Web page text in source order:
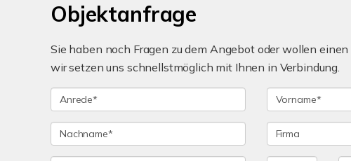
Objektanfrage
Sie haben noch Fragen zu dem Angebot oder wollen
wir setzen uns schnellstmöglich mit Ihnen in Verbindung.